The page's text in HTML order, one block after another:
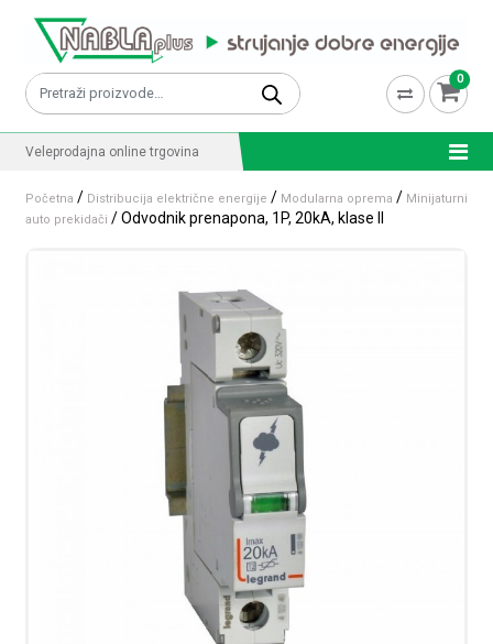
Pretraži: 0
Veleprodajna online trgovina
Početna / Distribucija električne energije / Modularna oprema / Minijaturni
auto prekidači / Odvodnik prenapona, 1P, 20kA, klase II